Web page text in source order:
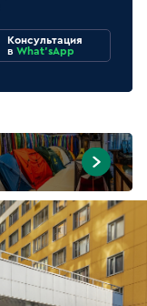
Консультация
в What'sApp